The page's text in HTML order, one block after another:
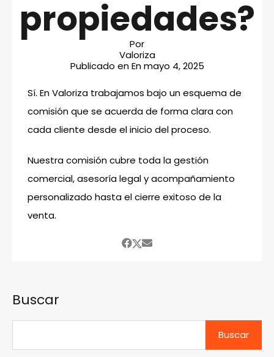
propiedades?
Por
Valoriza
Publicado en Enmayo 4, 2025
Sí. En Valoriza trabajamos bajo un esquema de
comisión que se acuerda de forma clara con
cada cliente desde el inicio del proceso.
Nuestra comisión cubre toda la gestión
comercial, asesoría legal y acompañamiento
personalizado hasta el cierre exitoso de la
venta.
Buscar
Buscar